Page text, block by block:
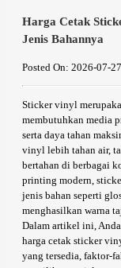
Harga Cetak
Jenis Bahannya
Posted On: 2026-07-
Sticker vinyl
membutuhkan media
serta daya tahan
vinyl lebih tahan air,
bertahan di berbagai
printing modern,
jenis bahan seperti
menghasilkan warna
Dalam artikel ini,
harga cetak sticker
yang tersedia, faktor-